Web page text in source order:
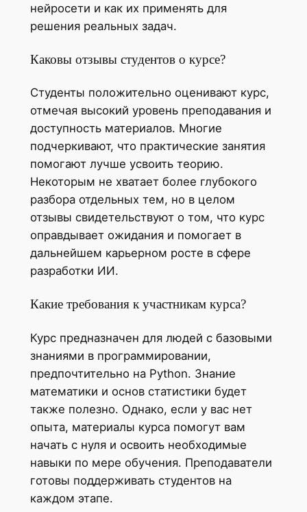
нейросети и как их применять для
решения реальных задач.
Каковы отзывы студентов о курсе?
Студенты положительно оценивают курс,
отмечая высокий уровень преподавания и
доступность материалов. Многие
подчеркивают, что практические занятия
помогают лучше усвоить теорию.
Некоторым не хватает более глубокого
разбора отдельных тем, но в целом
отзывы свидетельствуют о том, что курс
оправдывает ожидания и помогает в
дальнейшем карьерном росте в сфере
разработки ИИ.
Какие требования к участникам курса?
Курс предназначен для людей с базовыми
знаниями в программировании,
предпочтительно на Python. Знание
математики и основ статистики будет
также полезно. Однако, если у вас нет
опыта, материалы курса помогут вам
начать с нуля и освоить необходимые
навыки по мере обучения. Преподаватели
готовы поддерживать студентов на
каждом этапе.